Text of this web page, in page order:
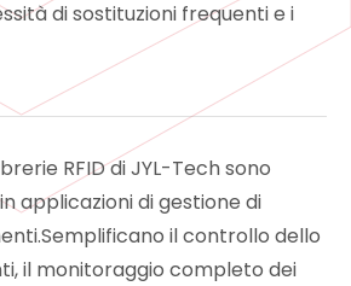
di sostituzioni frequenti e i
RFID di JYL-Tech sono
applicazioni di gestione di
il controllo dello
il monitoraggio completo dei